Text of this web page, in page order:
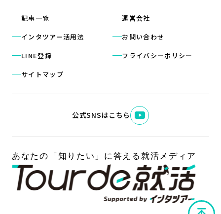
記事一覧
インタツアー活用法
LINE登録
サイトマップ
運営会社
お問い合わせ
プライバシーポリシー
公式SNSはこちら